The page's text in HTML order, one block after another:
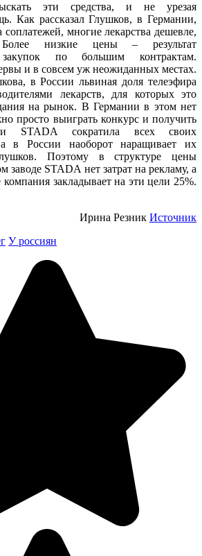
эти средства, и не урезая
Как рассказал Глушков, в Германии,
соплатежей, многие лекарства дешевле,
низкие цены – результат
закупок по большим контрактам.
и в совсем уж неожиданных местах.
в России львиная доля телеэфира
лекарств, для которых это
на рынок. В Германии в этом нет
просто выиграть конкурс и получить
STADA сократила всех своих
а в России наоборот наращивает их
Поэтому в структуре цены
заводе STADA нет затрат на рекламу, а
компания закладывает на эти цели 25%.
Ирина Резник Источник
У россиян